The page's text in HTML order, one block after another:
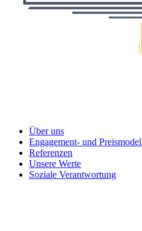
Über uns
Engagement- und
Referenzen
Unsere Werte
Soziale Verantwortung